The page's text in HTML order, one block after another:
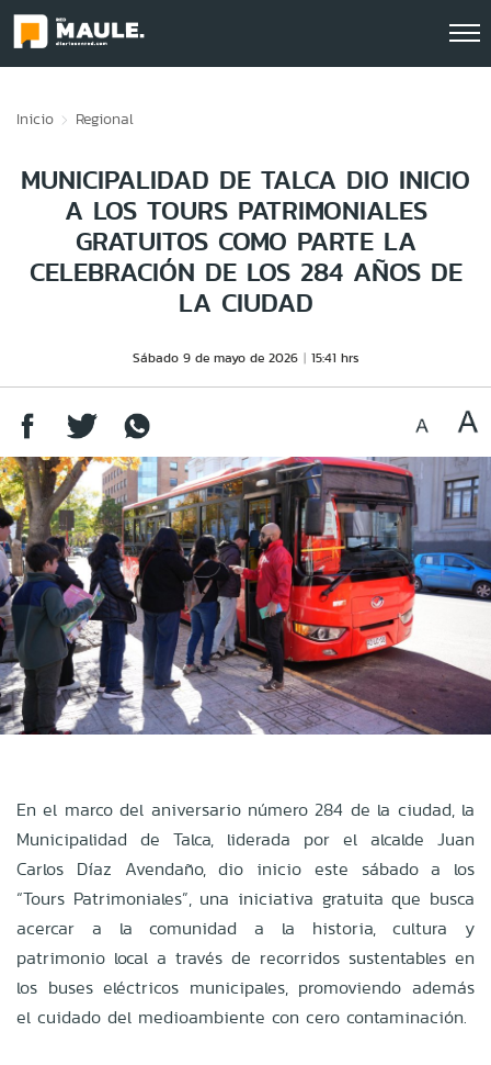
Inicio Regional
MUNICIPALIDAD DE TALCA DIO INICIO
A LOS TOURS PATRIMONIALES
GRATUITOS COMO PARTE LA
CELEBRACIÓN DE LOS 284 AÑOS DE
LA CIUDAD
Sábado 9 de mayo de 2026 15:41 hrs
En el marco del aniversario número 284 de la ciudad, la
Municipalidad de Talca, liderada por el alcalde Juan
Carlos Díaz Avendaño, dio inicio este sábado a los
“Tours Patrimoniales”, una iniciativa gratuita que busca
acercar a la comunidad a la historia, cultura y
patrimonio local a través de recorridos sustentables en
los buses eléctricos municipales, promoviendo además
el cuidado del medioambiente con cero contaminación.